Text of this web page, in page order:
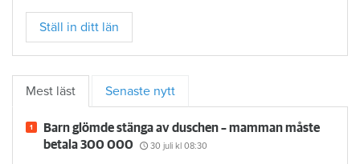
Ställ in ditt län
Mest läst Senaste nytt
Barn glömde stänga av duschen – mamman måste
betala 300 000
30 juli kl 08:30